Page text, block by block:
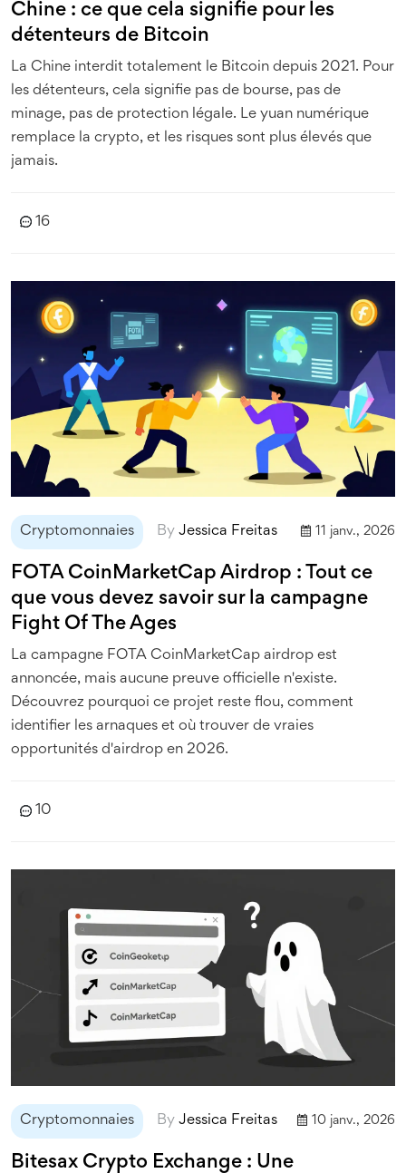
Chine : ce que cela signifie pour les
détenteurs de Bitcoin
La Chine interdit totalement le Bitcoin depuis 2021. Pour
les détenteurs, cela signifie pas de bourse, pas de
minage, pas de protection légale. Le yuan numérique
remplace la crypto, et les risques sont plus élevés que
jamais.
16
Cryptomonnaies By Jessica Freitas 11 janv., 2026
FOTA CoinMarketCap Airdrop : Tout ce
que vous devez savoir sur la campagne
Fight Of The Ages
La campagne FOTA CoinMarketCap airdrop est
annoncée, mais aucune preuve officielle n'existe.
Découvrez pourquoi ce projet reste flou, comment
identifier les arnaques et où trouver de vraies
opportunités d'airdrop en 2026.
10
Cryptomonnaies By Jessica Freitas 10 janv., 2026
Bitesax Crypto Exchange : Une